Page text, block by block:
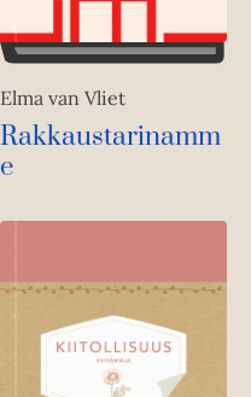
Elma van Vliet
Rakkaustarinamm
e